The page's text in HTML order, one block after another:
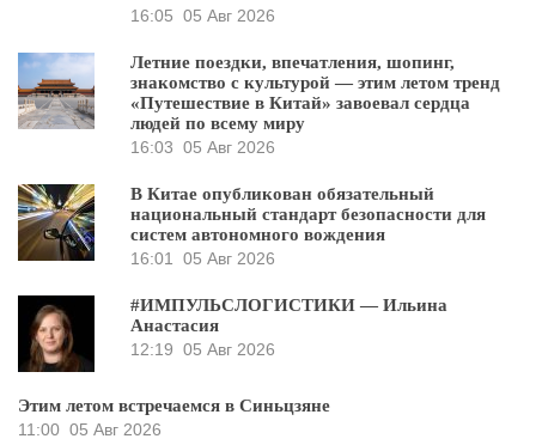
16:05 05 Авг 2026
Летние поездки, впечатления, шопинг,
знакомство с культурой — этим летом тренд
«Путешествие в Китай» завоевал сердца
людей по всему миру
16:03 05 Авг 2026
В Китае опубликован обязательный
национальный стандарт безопасности для
систем автономного вождения
16:01
05 Авг 2026
#ИМПУЛЬСЛОГИСТИКИ — Ильина
Анастасия
12:19 05 Авг 2026
Этим летом встречаемся в Синьцзяне
11:00 05 Авг 2026